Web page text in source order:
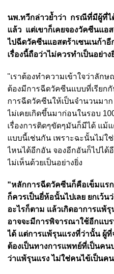
นพ.ทวีกล่าวย้ำว่า กรณีที่มีผู้ที่
แล้ว แต่เขาก็เคยจองวัคซีนแอ
ไปฉีดวัคซีนแอสตร้าเซนเนก้าอี
เรื่องนี้ถือว่าไม่ควรทำเป็นอย่าง
"เราต้องทำความเข้าใจว่าลัก
ต้องมีการฉีดวัคซีนแบบที่เรียกกั
การฉีดวัคซีนให้เป็นจำนวนม
ไม่เคยเกิดขึ้นมาก่อนในรอบ
เรื่องการติดๆขัดๆมันก็มีได้ แม้
แบบนี้เช่นกัน เพราะฉะนั้นไม่ใ
ไหนได้อีกอัน จองอีกอันก็ไปได้
ไม่เห็นด้วยเป็นอย่างยิ่ง
"หลักการฉีดวัคซีนก็คือเข็มแร
ก็ควรเป็นยี่ห้อนั้นไปเลย ยกเว้
อะไรก็ตาม แล้วเกิดอาการแพ้
อาจจะมีการพิจารณาใช้อีกแบ
ได้ แต่การแพ้รุนแรงที่ว่านั้น ผู้
ต้องเป็นทางการแพทย์ที่เป็นค
ว่าแพ้รุนแรง ไม่ใช่คนไข้เป็น